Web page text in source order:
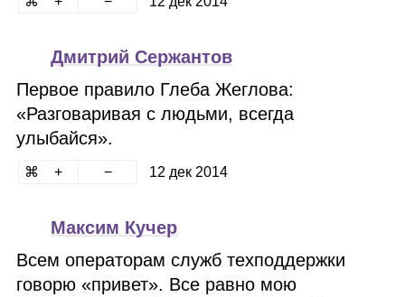
Дмитрий Сержантов
Первое правило Глеба Жеглова:
«Разговаривая с людьми, всегда
улыбайся».
12 дек 2014
Максим Кучер
Всем операторам служб техподдержки
говорю «привет». Все равно мою